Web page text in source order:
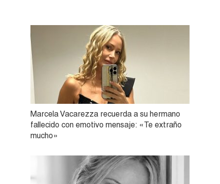
Marcela Vacarezza recuerda a su hermano
fallecido con emotivo mensaje: «Te extraño
mucho»